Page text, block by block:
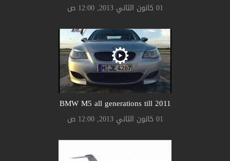
01 كانون الثاني 2013, 12:00 ص
BMW M5 all generations till 2011
01 كانون الثاني 2013, 12:00 ص